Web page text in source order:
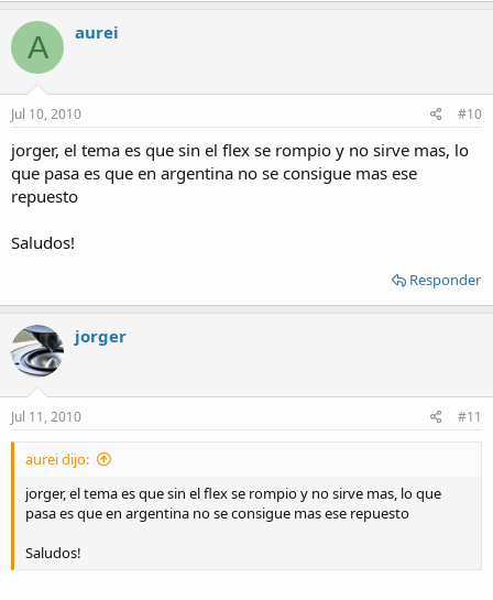
A aurei
Jul 10, 2010 #10
jorger, el tema es que sin el flex se rompio y no sirve mas, lo
que pasa es que en argentina no se consigue mas ese
repuesto
Saludos!
Responder
jorger
Jul 11, 2010 #11
aurei dijo:
jorger, el tema es que sin el flex se rompio y no sirve mas, lo que
pasa es que en argentina no se consigue mas ese repuesto
Saludos!